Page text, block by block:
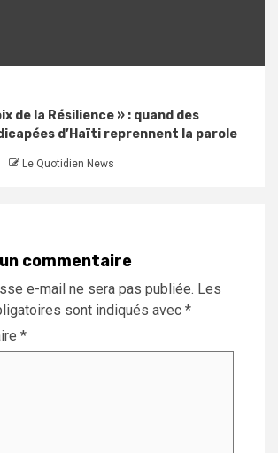
de la Résilience » : quand des
d’Haïti reprennent la parole
Le Quotidien News
commentaire
e-mail ne sera pas publiée. Les
sont indiqués avec *
*